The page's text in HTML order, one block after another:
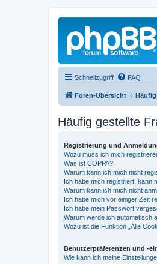
Schnellzugriff FAQ
Foren-Übersicht
Häufig gestellte
Registrierung und
Wozu muss ich mich
Was ist COPPA?
Warum kann ich mich nicht
Ich habe mich registriert, kann
Warum kann ich mich nicht
Ich habe mich vor einiger Zeit
Ich habe mein Passwort
Warum werde ich automatisch
Wozu ist die Funktion „Alle
Benutzerpräferenzen und -
Wie kann ich meine